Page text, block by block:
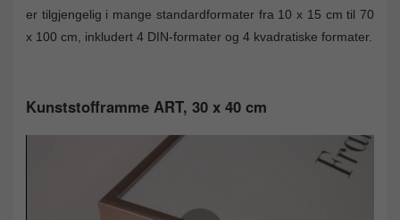
er tilgjengelig i mange standardformater fra 10 x 15 cm til 70
x 100 cm, inkludert 4 DIN-formater og 4 kvadratiske formater.
Kunststofframme ART, 30 x 40 cm